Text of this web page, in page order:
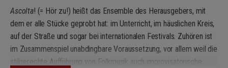
Ascolta! (= Hör zu!) heißt das Ensemble des Herausgebers, mit
dem er alle Stücke geprobt hat: im Unterricht, im häuslichen Kreis,
auf der Straße und sogar bei internationalen Festivals. Zuhören ist
im Zusammenspiel unabdingbare Voraussetzung, vor allem weil die
stilgerechte Aufführung von Folkmusik auch improvisatorische